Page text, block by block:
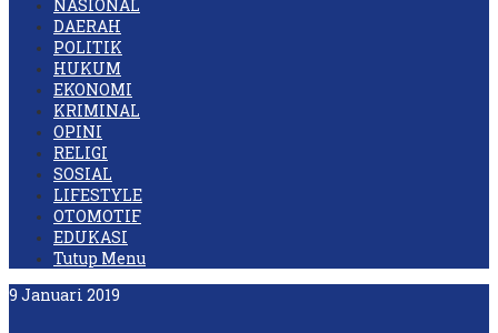
NASIONAL
DAERAH
POLITIK
HUKUM
EKONOMI
KRIMINAL
OPINI
RELIGI
SOSIAL
LIFESTYLE
OTOMOTIF
EDUKASI
Tutup Menu
9 Januari 2019